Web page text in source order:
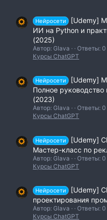
Нейросети
[Udemy]
ИИ на Python и
(2025)
Автор: Glava
Ответы: 0
Курсы ChatGPT
Нейросети
[Udemy]
Полное
(2023)
Автор: Glava
Ответы: 0
Курсы ChatGPT
Нейросети
[Udemy]
Мастер-класс по
Автор: Glava
Ответы: 0
Курсы ChatGPT
Нейросети
[Udemy]
проектирования
Автор: Glava
Ответы: 0
Курсы ChatGPT